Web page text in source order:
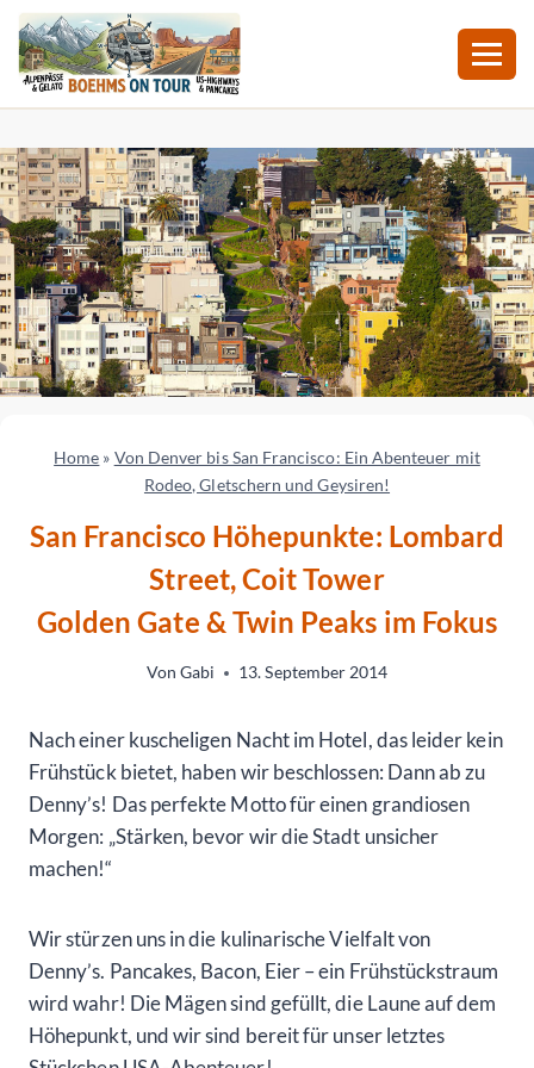
Inhalt
springen
Home » Von Denver bis San Francisco: Ein Abenteuer mit
Rodeo, Gletschern und Geysiren!
San Francisco Höhepunkte: Lombard
Street, Coit Tower
Golden Gate & Twin Peaks im Fokus
Von Gabi 13. September 2014
Nach einer kuscheligen Nacht im Hotel, das leider kein
Frühstück bietet, haben wir beschlossen: Dann ab zu
Denny’s! Das perfekte Motto für einen grandiosen
Morgen: „Stärken, bevor wir die Stadt unsicher
machen!“
Wir stürzen uns in die kulinarische Vielfalt von
Denny’s. Pancakes, Bacon, Eier – ein Frühstückstraum
wird wahr! Die Mägen sind gefüllt, die Laune auf dem
Höhepunkt, und wir sind bereit für unser letztes